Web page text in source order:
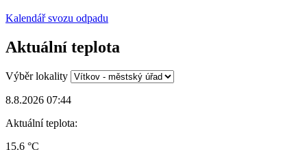
Kalendář svozu odpadu
Aktuální teplota
Výběr lokality
8.8.2026 07:44
Aktuální teplota:
15.6 °C